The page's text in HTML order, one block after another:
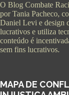
O Blog Combate
por Tania Pacheco,
Daniel Levi e design
lucrativos e utiliza
conteúdo é
sem fins lucrativos.
MAPA DE